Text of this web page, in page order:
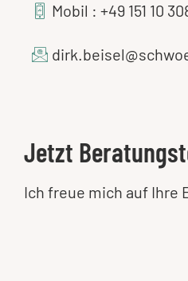
Mobil : +49 151 10
Jetzt
Ich freue mich auf Ihre